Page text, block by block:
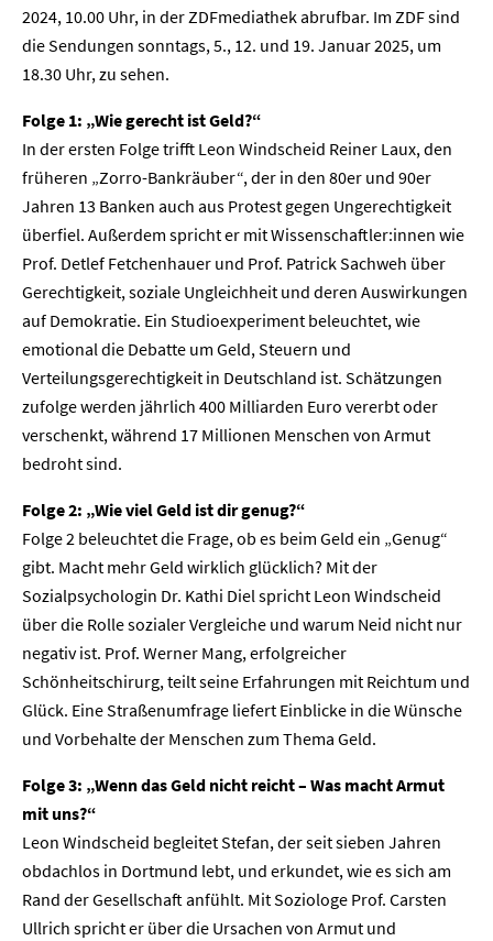
2024, 10.00 Uhr, in der ZDFmediathek abrufbar. Im ZDF sind
die Sendungen sonntags, 5., 12. und 19. Januar 2025, um
18.30 Uhr, zu sehen.
Folge 1: „Wie gerecht ist Geld?“
In der ersten Folge trifft Leon Windscheid Reiner Laux, den
früheren „Zorro-Bankräuber“, der in den 80er und 90er
Jahren 13 Banken auch aus Protest gegen Ungerechtigkeit
überfiel. Außerdem spricht er mit Wissenschaftler:innen wie
Prof. Detlef Fetchenhauer und Prof. Patrick Sachweh über
Gerechtigkeit, soziale Ungleichheit und deren Auswirkungen
auf Demokratie. Ein Studioexperiment beleuchtet, wie
emotional die Debatte um Geld, Steuern und
Verteilungsgerechtigkeit in Deutschland ist. Schätzungen
zufolge werden jährlich 400 Milliarden Euro vererbt oder
verschenkt, während 17 Millionen Menschen von Armut
bedroht sind.
Folge 2: „Wie viel Geld ist dir genug?“
Folge 2 beleuchtet die Frage, ob es beim Geld ein „Genug“
gibt. Macht mehr Geld wirklich glücklich? Mit der
Sozialpsychologin Dr. Kathi Diel spricht Leon Windscheid
über die Rolle sozialer Vergleiche und warum Neid nicht nur
negativ ist. Prof. Werner Mang, erfolgreicher
Schönheitschirurg, teilt seine Erfahrungen mit Reichtum und
Glück. Eine Straßenumfrage liefert Einblicke in die Wünsche
und Vorbehalte der Menschen zum Thema Geld.
Folge 3: „Wenn das Geld nicht reicht – Was macht Armut
mit uns?“
Leon Windscheid begleitet Stefan, der seit sieben Jahren
obdachlos in Dortmund lebt, und erkundet, wie es sich am
Rand der Gesellschaft anfühlt. Mit Soziologe Prof. Carsten
Ullrich spricht er über die Ursachen von Armut und